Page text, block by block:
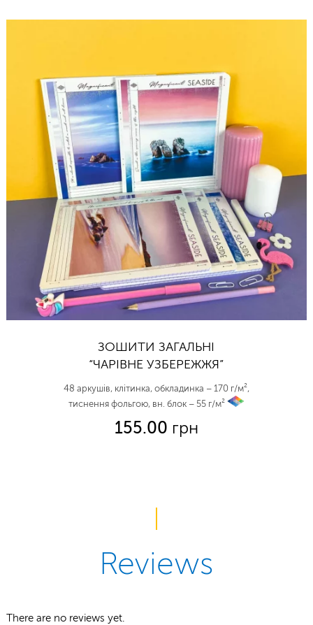
ЗОШИТИ ЗАГАЛЬНІ
“ЧАРІВНЕ УЗБЕРЕЖЖЯ”
48 аркушів, клітинка, обкладинка – 170 г/м²,
тиснення фольгою, вн. блок – 55 г/м²
155.00 грн
Reviews
There are no reviews yet.